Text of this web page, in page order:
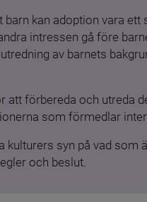
kan adoption vara
intressen gå före
av barnets
att förbereda och utreda
som förmedlar
syn på vad
och beslut.